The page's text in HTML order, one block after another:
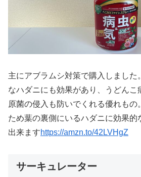
主にアブラムシ対策で購入しました
なハダニにも効果があり、うどんこ
原菌の侵入も防いでくれる優れもの
ため葉の裏側にいるハダニに効果的
出来ますhttps://amzn.to/42LVHgZ
サーキュレーター